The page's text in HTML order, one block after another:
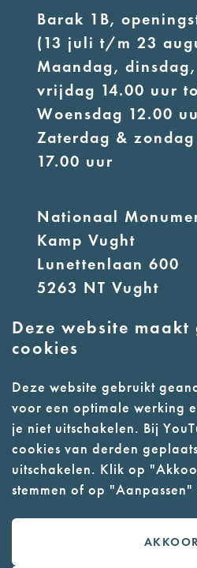
Deze website
cookies
Deze website gebruikt
voor een optimale werking
je niet uitschakelen. Bij
cookies van derden
uitschakelen. Klik op
stemmen of op
Barak 1B,
(13 juli t/m 23
Maandag,
vrijdag 14.00 uur
Woensdag 12.00
Zaterdag &
17.00 uur
Nationaal
Kamp Vught
Lunettenlaan 600
5263 NT Vught
E:
- Parkeer in de
parkeergarage
- Alleen
toegestaan